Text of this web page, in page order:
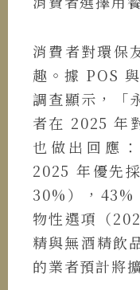
消費者對環保
趣。據 POS
調查顯示，「
者在 2025 年
也做出回應
2025 年優先
30%），43%
物性選項（
精與無酒精飲
的業者預計將